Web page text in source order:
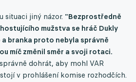
situaci jiný názor. "Bezprostředně
mužstva se hráč Dukly
branka proto nebyla správně
míč změnil směr a svoji rotaci.
dohrát, aby mohl VAR
v prohlášení komise rozhodčích.